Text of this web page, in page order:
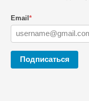
Email *
Подписаться